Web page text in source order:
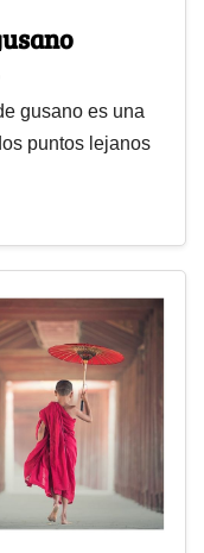
gusano es una
puntos lejanos